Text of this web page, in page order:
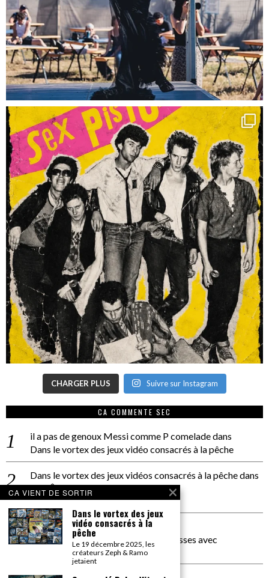
CHARGER PLUS Suivre sur Instagram
CA COMMENTE SEC
il a pas de genoux Messi comme P comeladedans
Dans le vortex des jeux vidéo consacrés à la pêche
Dans le vortex des jeux vidéos consacrés à la pêchedans
PACÔME THIELLEMENT
La séance d’Hip Gnose
La Patrie
dans
On a parlé Dolce Vita et lutte des classes avec
Bernardino Femminielli
CA VIENT DE SORTIR
Dans le vortex des jeux
vidéo consacrés à la
pêche
Le 19 décembre 2025, les
créateurs Zeph & Ramo
jetaient